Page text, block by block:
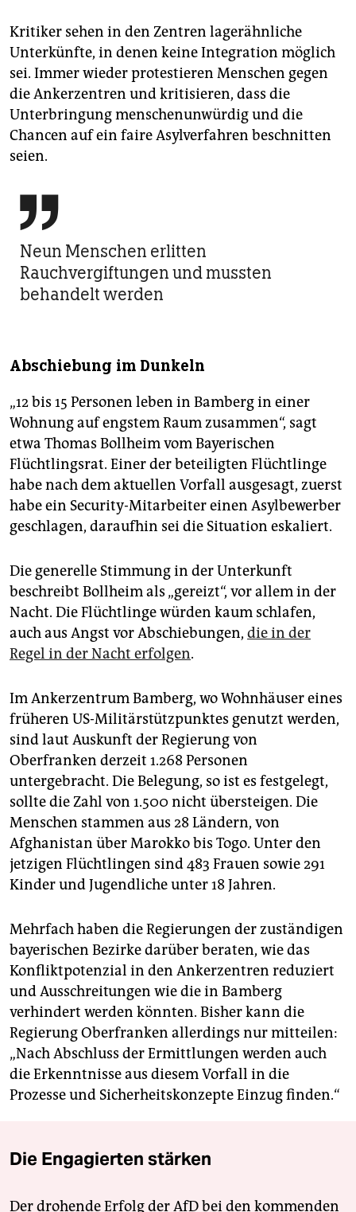
Kritiker sehen in den Zentren lagerähnliche
Unterkünfte, in denen keine Integration möglich
sei. Immer wieder protestieren Menschen gegen
die Ankerzentren und kritisieren, dass die
Unterbringung menschenunwürdig und die
Chancen auf ein faire Asylverfahren beschnitten
seien.

Neun Menschen erlitten
Rauchvergiftungen und mussten
behandelt werden
Abschiebung im Dunkeln
„12 bis 15 Personen leben in Bamberg in einer
Wohnung auf engstem Raum zusammen“, sagt
etwa Thomas Bollheim vom Bayerischen
Flüchtlingsrat. Einer der beteiligten Flüchtlinge
habe nach dem aktuellen Vorfall ausgesagt, zuerst
habe ein Security-Mitarbeiter einen Asylbewerber
geschlagen, daraufhin sei die Situation eskaliert.
Die generelle Stimmung in der Unterkunft
beschreibt Bollheim als „gereizt“, vor allem in der
Nacht. Die Flüchtlinge würden kaum schlafen,
auch aus Angst vor Abschiebungen, die in der
Regel in der Nacht erfolgen.
Im Ankerzentrum Bamberg, wo Wohnhäuser eines
früheren US-Militärstützpunktes genutzt werden,
sind laut Auskunft der Regierung von
Oberfranken derzeit 1.268 Personen
untergebracht. Die Belegung, so ist es festgelegt,
sollte die Zahl von 1.500 nicht übersteigen. Die
Menschen stammen aus 28 Ländern, von
Afghanistan über Marokko bis Togo. Unter den
jetzigen Flüchtlingen sind 483 Frauen sowie 291
Kinder und Jugendliche unter 18 Jahren.
Mehrfach haben die Regierungen der zuständigen
bayerischen Bezirke darüber beraten, wie das
Konfliktpotenzial in den Ankerzentren reduziert
und Ausschreitungen wie die in Bamberg
verhindert werden könnten. Bisher kann die
Regierung Oberfranken allerdings nur mitteilen:
„Nach Abschluss der Ermittlungen werden auch
die Erkenntnisse aus diesem Vorfall in die
Prozesse und Sicherheitskonzepte Einzug finden.“
Die Engagierten stärken
Der drohende Erfolg der AfD bei den kommenden